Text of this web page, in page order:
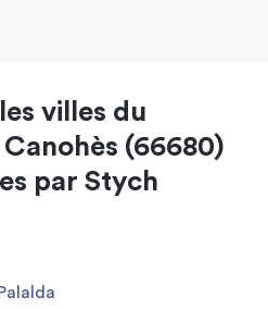
villes du
(66680)
par Stych